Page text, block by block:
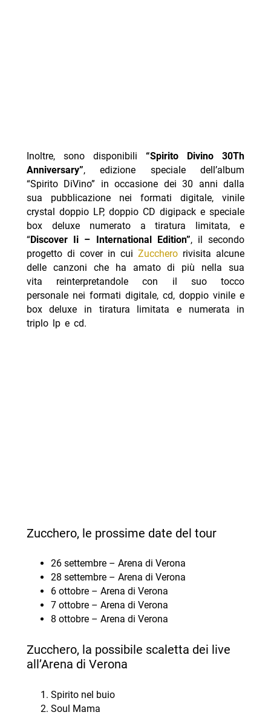
Inoltre, sono disponibili“Spirito Divino 30Th
Anniversary”, edizione speciale dell’album
“Spirito DiVino” in occasione dei 30 anni dalla
sua pubblicazione nei formati digitale, vinile
crystal doppio LP, doppio CD digipack e speciale
box deluxe numerato a tiratura limitata, e
“Discover Ii – International Edition”, il secondo
progetto di cover in cuiZucchero rivisita alcune
delle canzoni che ha amato di più nella sua
vita reinterpretandole con il suo tocco
personale nei formati digitale, cd, doppio vinile e
box deluxe in tiratura limitata e numerata in
triplo lp e cd.
Zucchero, le prossime date del tour
26 settembre – Arena di Verona
28 settembre – Arena di Verona
6 ottobre – Arena di Verona
7 ottobre – Arena di Verona
8 ottobre – Arena di Verona
Zucchero, la possibile scaletta dei live
all’Arena di Verona
Spirito nel buio
Soul Mama